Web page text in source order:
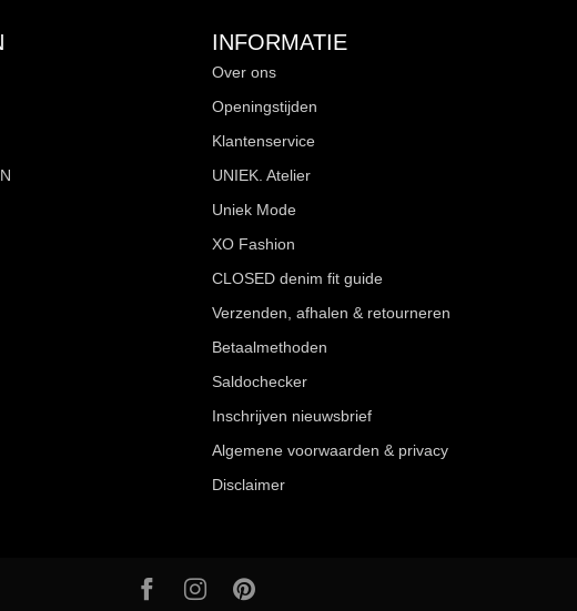
INFORMATIE
Over ons
Openingstijden
Klantenservice
UNIEK. Atelier
Uniek Mode
XO Fashion
CLOSED denim fit guide
Verzenden, afhalen & retourneren
Betaalmethoden
Saldochecker
Inschrijven nieuwsbrief
Algemene voorwaarden & privacy
Disclaimer